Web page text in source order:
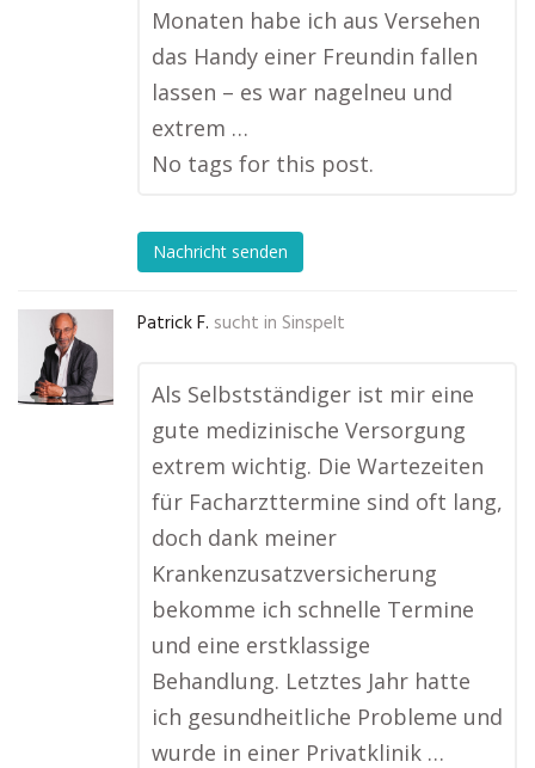
Monaten habe ich aus Versehen
das Handy einer Freundin fallen
lassen – es war nagelneu und
extrem …
No tags for this post.
Nachricht senden
Patrick F. sucht in Sinspelt
Als Selbstständiger ist mir eine
gute medizinische Versorgung
extrem wichtig. Die Wartezeiten
für Facharzttermine sind oft lang,
doch dank meiner
Krankenzusatzversicherung
bekomme ich schnelle Termine
und eine erstklassige
Behandlung. Letztes Jahr hatte
ich gesundheitliche Probleme und
wurde in einer Privatklinik …